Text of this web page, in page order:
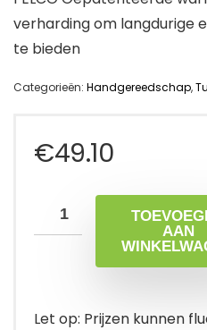
verharding om langdurige
te bieden
Categorieën: Handgereedschap,
€49.10
AAN
Let op: Prijzen kunnen